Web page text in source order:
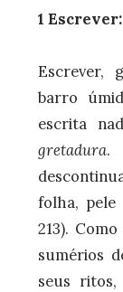
1
Escrever,
barro
escrita
gretadura.
folha, pele
213).
sumérios
seus